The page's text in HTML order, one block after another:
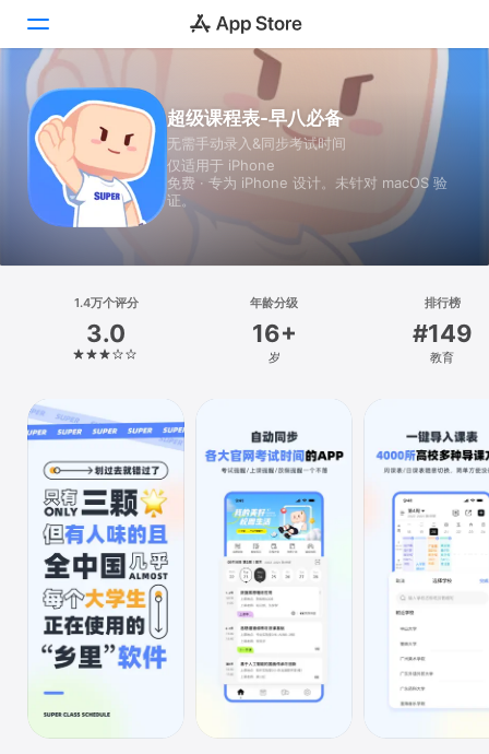
Today
游戏
App
Vision
超级课程表-早八必备
无需手动录入&同步考试时间
仅适用于 iPhone
免费 · 专为 iPhone 设计。未针对 macOS 验
证。
1.4万个评分
3.0
年龄分级
16+
岁
排行榜
#149
教育